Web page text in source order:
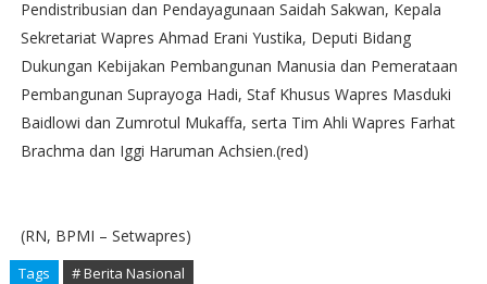
Pendistribusian dan Pendayagunaan Saidah Sakwan, Kepala
Sekretariat Wapres Ahmad Erani Yustika, Deputi Bidang
Dukungan Kebijakan Pembangunan Manusia dan Pemerataan
Pembangunan Suprayoga Hadi, Staf Khusus Wapres Masduki
Baidlowi dan Zumrotul Mukaffa, serta Tim Ahli Wapres Farhat
Brachma dan Iggi Haruman Achsien.(red)
(RN, BPMI – Setwapres)
Tags # Berita Nasional